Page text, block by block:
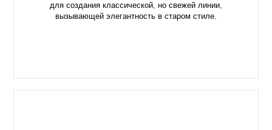
для создания классической, но свежей линии,
вызывающей элегантность в старом стиле.